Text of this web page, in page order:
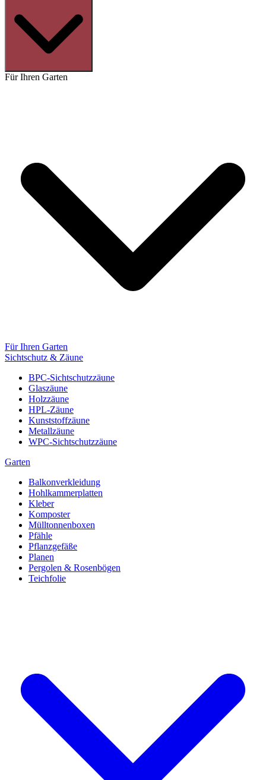
Für Ihren Garten
Für Ihren Garten
Sichtschutz & Zäune
BPC-Sichtschutzzäune
Glaszäune
Holzzäune
HPL-Zäune
Kunststoffzäune
Metallzäune
WPC-Sichtschutzzäune
Garten
Balkonverkleidung
Hohlkammerplatten
Kleber
Komposter
Mülltonnenboxen
Pfähle
Pflanzgefäße
Planen
Pergolen & Rosenbögen
Teichfolie